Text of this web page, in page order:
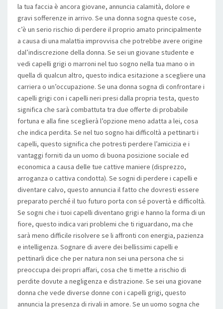
la tua faccia è ancora giovane, annuncia calamità, dolore e
gravi sofferenze in arrivo. Se una donna sogna queste cose,
c’è un serio rischio di perdere il proprio amato principalmente
a causa di una malattia improvvisa che potrebbe avere origine
dal’indiscrezione della donna. Se sei un giovane studente e
vedi capelli grigi o marroni nel tuo sogno nella tua mano o in
quella di qualcun altro, questo indica esitazione a scegliere una
carriera o un’occupazione. Se una donna sogna di confrontare i
capelli grigi con i capelli neri presi dalla propria testa, questo
significa che sarà combattuta tra due offerte di probabile
fortuna e alla fine sceglierà l’opzione meno adatta a lei, cosa
che indica perdita. Se nel tuo sogno hai difficoltà a pettinarti i
capelli, questo significa che potresti perdere l’amicizia e i
vantaggi forniti da un uomo di buona posizione sociale ed
economica a causa delle tue cattive maniere (disprezzo,
arroganza o cattiva condotta). Se sogni di perdere i capelli e
diventare calvo, questo annuncia il fatto che dovresti essere
preparato perché il tuo futuro porta con sé povertà e difficoltà.
Se sogni che i tuoi capelli diventano grigi e hanno la forma di un
fiore, questo indica vari problemi che ti riguardano, ma che
sarà meno difficile risolvere se li affronti con energia, pazienza
e intelligenza. Sognare di avere dei bellissimi capelli e
pettinarli dice che per natura non sei una persona che si
preoccupa dei propri affari, cosa che ti mette a rischio di
perdite dovute a negligenza e distrazione. Se sei una giovane
donna che vede diverse donne con i capelli grigi, questo
annuncia la presenza di rivali in amore. Se un uomo sogna che